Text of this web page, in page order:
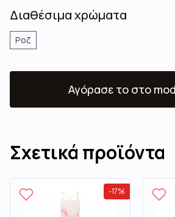
Διαθέσιμα χρώματα
Ροζ
Αγόρασε το στο
Σχετικά προϊόντα
-17%